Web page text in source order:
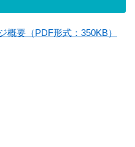
概要（PDF形式：350KB）